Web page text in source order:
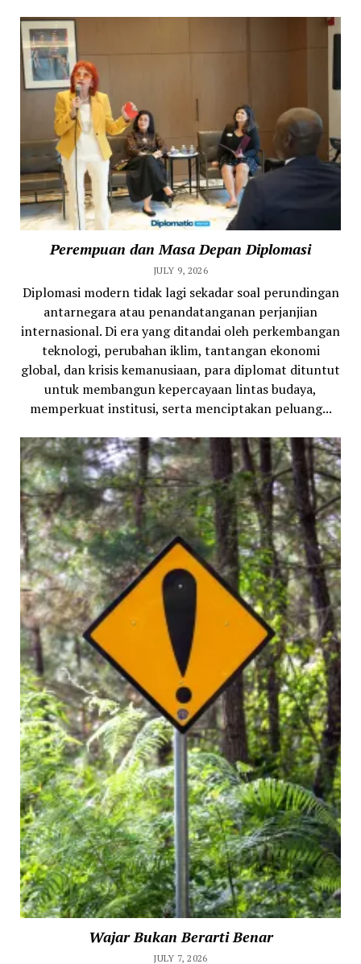
Perempuan dan Masa Depan Diplomasi
JULY 9, 2026
Diplomasi modern tidak lagi sekadar soal perundingan
antarnegara atau penandatanganan perjanjian
internasional. Di era yang ditandai oleh perkembangan
teknologi, perubahan iklim, tantangan ekonomi
global, dan krisis kemanusiaan, para diplomat dituntut
untuk membangun kepercayaan lintas budaya,
memperkuat institusi, serta menciptakan peluang...
Wajar Bukan Berarti Benar
JULY 7, 2026